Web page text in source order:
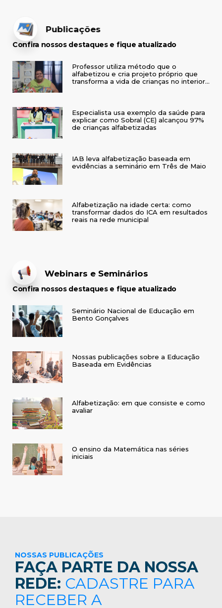
Publicações
Confira nossos destaques e fique atualizado
Professor utiliza método que o
alfabetizou e cria projeto próprio que
transforma a vida de crianças no interior
Especialista usa exemplo da saúde para
explicar como Sobral (CE) alcançou 97%
de crianças alfabetizadas
IAB leva alfabetização baseada em
evidências a seminário em Três de Maio
Alfabetização na idade certa: como
transformar dados do ICA em resultados
reais na rede municipal
Webinars e Seminários
Confira nossos destaques e fique atualizado
Seminário Nacional de Educação em
Bento Gonçalves
Nossas publicações sobre a Educação
Baseada em Evidências
Alfabetização: em que consiste e como
avaliar
O ensino da Matemática nas séries
iniciais
NOSSAS PUBLICAÇÕES
FAÇA PARTE DA NOSSA
REDE: CADASTRE PARA
RECEBER A